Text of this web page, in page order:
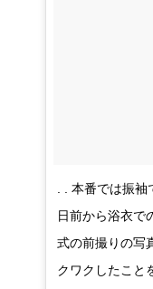
. . 本番では振袖
日前から浴衣で
式の前撮りの写
クワクしたこと